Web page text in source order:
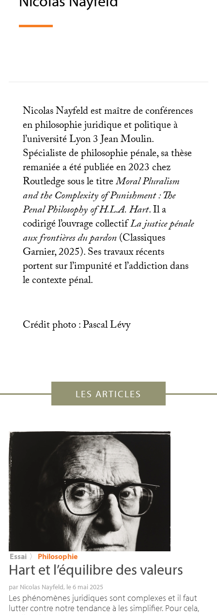
Nicolas Nayfeld est maître de conférences
en philosophie juridique et politique à
l’université Lyon 3 Jean Moulin.
Spécialiste de philosophie pénale, sa thèse
remaniée a été publiée en 2023 chez
Routledge sous le titreMoral Pluralism
and the Complexity of Punishment : The
Penal Philosophy ofH.L.A.Hart. Il a
codirigé l’ouvrage collectifLa justice pénale
aux frontières du pardon(Classiques
Garnier, 2025). Ses travaux récents
portent sur l’impunité et l’addiction dans
le contexte pénal.
Crédit photo : Pascal Lévy
LES ARTICLES
Essai 〉 Philosophie
Hart et l’équilibre des valeurs
par Nicolas Nayfeld, le 6 mai 2025
Les phénomènes juridiques sont complexes et il faut
lutter contre notre tendance à les simplifier. Pour cela,